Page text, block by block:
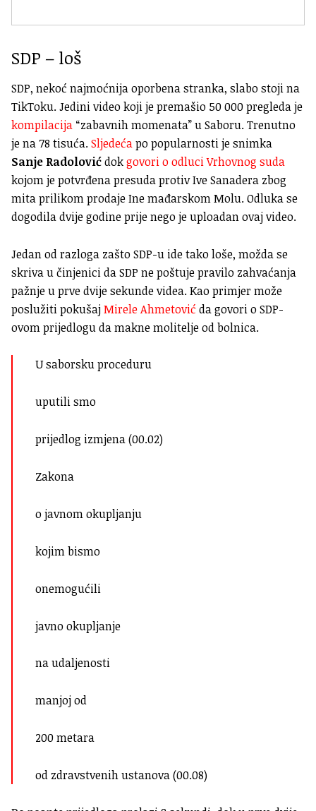
SDP – loš
SDP, nekoć najmoćnija oporbena stranka, slabo stoji na
TikToku. Jedini video koji je premašio 50 000 pregleda je
kompilacija “zabavnih momenata” u Saboru. Trenutno
je na 78 tisuća.Sljedećapo popularnosti je snimka
Sanje Radolovićdokgovori o odluci Vrhovnog suda
kojom je potvrđena presuda protiv Ive Sanadera zbog
mita prilikom prodaje Ine mađarskom Molu. Odluka se
dogodila dvije godine prije nego je uploadan ovaj video.
Jedan od razloga zašto SDP-u ide tako loše, možda se
skriva u činjenici da SDP ne poštuje pravilo zahvaćanja
pažnje u prve dvije sekunde videa. Kao primjer može
poslužiti pokušajMirele Ahmetović da govori o SDP-
ovom prijedlogu da makne molitelje od bolnica.
U saborsku proceduru
uputili smo
prijedlog izmjena (00.02)
Zakona
o javnom okupljanju
kojim bismo
onemogućili
javno okupljanje
na udaljenosti
manjoj od
200 metara
od zdravstvenih ustanova (00.08)